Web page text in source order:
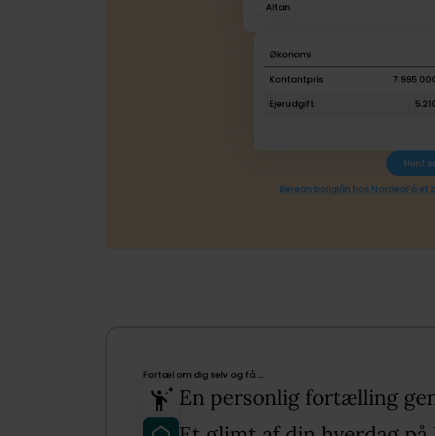
Altan
Økonomi
Kontantpris
Ejerudgift
Hent
Beregn boliglån hos NordeaFå et
Fortæl om dig selv og få …​
En personlig fortælling